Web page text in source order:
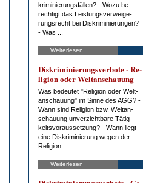
kri­mi­nie­rungs­fäl­len? - Wo­zu be­
rech­tigt das Leis­tungs­ver­wei­ge­
rungs­recht bei Dis­kri­mi­nie­run­gen?
- Was ...
Weiterlesen
Dis­kri­mi­nie­rungs­ver­bo­te - Re­
li­gi­on oder Welt­an­schau­ung
Was be­deu­tet "Re­li­gi­on oder Welt­
an­schau­ung" im Sin­ne des AGG? -
Wann sind Re­li­gi­on bzw. Welt­an­
schau­ung un­ver­zicht­ba­re Tä­tig­
keits­vor­aus­set­zung? - Wann liegt
ei­ne Dis­kri­mi­nie­rung we­gen der
Re­li­gi­on ...
Weiterlesen